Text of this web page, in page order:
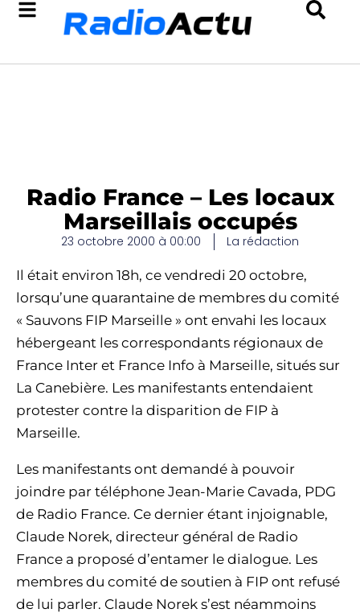
Radio France – Les locaux
Marseillais occupés
23 octobre 2000 à 00:00 La rédaction
Il était environ 18h, ce vendredi 20 octobre,
lorsqu’une quarantaine de membres du comité
« Sauvons FIP Marseille » ont envahi les locaux
hébergeant les correspondants régionaux de
France Inter et France Info à Marseille, situés sur
La Canebière. Les manifestants entendaient
protester contre la disparition de FIP à
Marseille.
Les manifestants ont demandé à pouvoir
joindre par téléphone Jean-Marie Cavada, PDG
de Radio France. Ce dernier étant injoignable,
Claude Norek, directeur général de Radio
France a proposé d’entamer le dialogue. Les
membres du comité de soutien à FIP ont refusé
de lui parler. Claude Norek s’est néammoins